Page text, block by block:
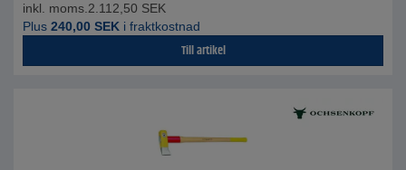
inkl. moms. 2.112,50 SEK
Plus 240,00 SEK i fraktkostnad
Till artikel